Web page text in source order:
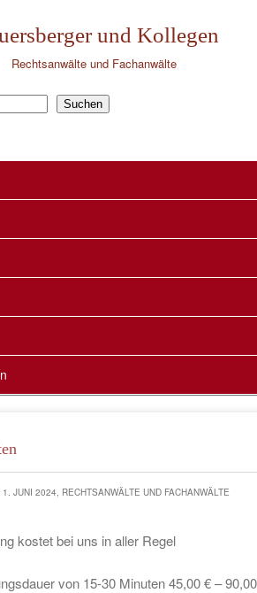
und Kollegen
Rechtsanwälte und Fachanwälte
Suchen
JUNI 2024, RECHTSANWÄLTE UND FACHANWÄLTE
kostet bei uns in aller Regel
von 15-30 Minuten 45,00 € –